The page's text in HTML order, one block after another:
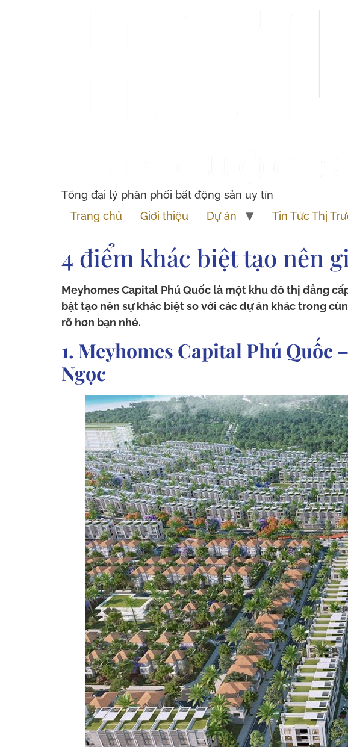
Tổng đại lý phân phối bất động sản uy tín
Trang chủ
Giới thiệu Dự án Tin Tức Thị
4 điểm khác biệt tạo nên
Meyhomes Capital Phú Quốc là một khu đô thị đẳng
bật tạo nên sự khác biệt so với các dự án khác trong
rõ hơn bạn nhé.
1. Meyhomes Capital Phú
Ngọc